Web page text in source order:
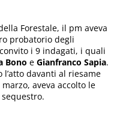
Forestale, il pm aveva
probatorio degli
i 9 indagati, i quali
Bono eGianfranco Sapia.
davanti al riesame
aveva accolto le